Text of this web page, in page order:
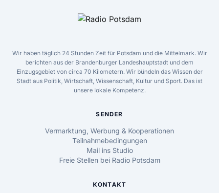
Wir haben täglich 24 Stunden Zeit für Potsdam und die Mittelmark. Wir
berichten aus der Brandenburger Landeshauptstadt und dem
Einzugsgebiet von circa 70 Kilometern. Wir bündeln das Wissen der
Stadt aus Politik, Wirtschaft, Wissenschaft, Kultur und Sport. Das ist
unsere lokale Kompetenz.
SENDER
Vermarktung, Werbung & Kooperationen
Teilnahmebedingungen
Mail ins Studio
Freie Stellen bei Radio Potsdam
KONTAKT